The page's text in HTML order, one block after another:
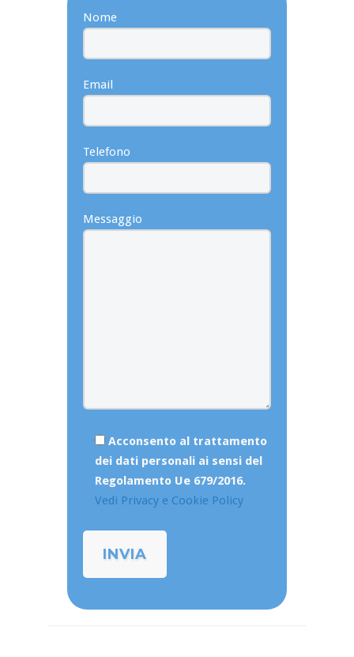
Nome
Email
Telefono
Messaggio
Acconsento al trattamento
dei dati personali ai sensi del
Regolamento Ue 679/2016.
Vedi Privacy e Cookie Policy